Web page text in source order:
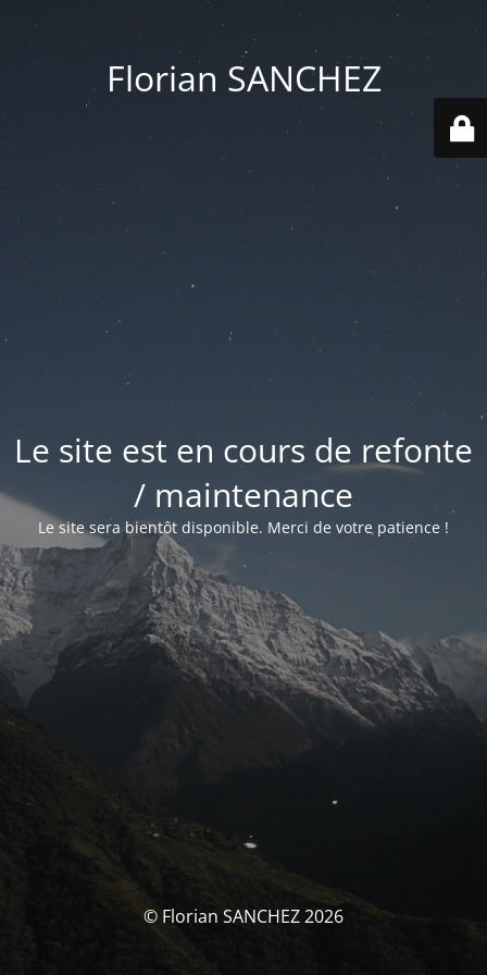
Florian SANCHEZ
Le site est en cours de refonte
/ maintenance
Le site sera bientôt disponible. Merci de votre patience !
© Florian SANCHEZ 2026